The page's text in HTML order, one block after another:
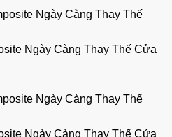
Ngày Càng Thay Thế Cửa
Ngày Càng Thay Thế Cửa